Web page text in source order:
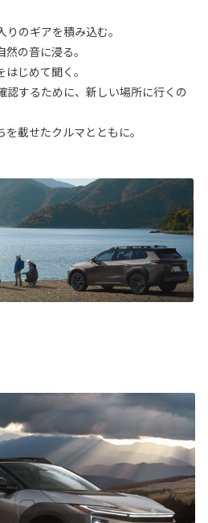
のギアを積み込む。
の音に浸る。
じめて聞く。
認するために、新しい場所に行くの
載せたクルマとともに。